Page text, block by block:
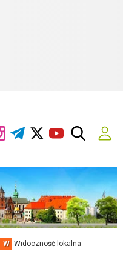
W Widoczność lokalna